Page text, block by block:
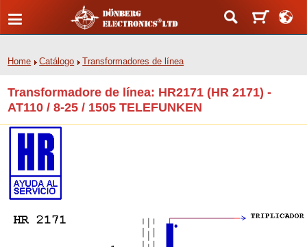
Home Catálogo Transformadores de línea
Transformadore de línea: HR2171 (HR 2171) -
AT110 / 8-25 / 1505 TELEFUNKEN